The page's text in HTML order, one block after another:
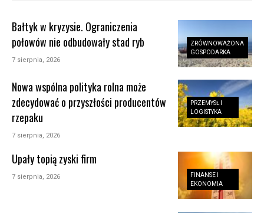
ZRÓWNOWAŻONA
GOSPODARKA
Bałtyk w kryzysie. Ograniczenia
połowów nie odbudowały stad ryb
7 sierpnia, 2026
PRZEMYSŁ I
LOGISTYKA
Nowa wspólna polityka rolna może
zdecydować o przyszłości producentów
rzepaku
7 sierpnia, 2026
FINANSE I
EKONOMIA
Upały topią zyski firm
7 sierpnia, 2026